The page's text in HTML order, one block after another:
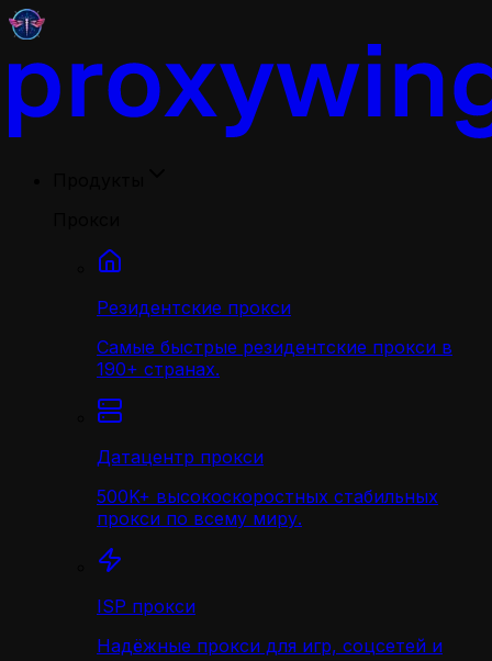
Резидентские прокси
Самые быстрые резидентские прокси в
190+ странах.
Датацентр прокси
500K+ высокоскоростных стабильных
прокси по всему миру.
ISP прокси
Надёжные прокси для игр, соцсетей и